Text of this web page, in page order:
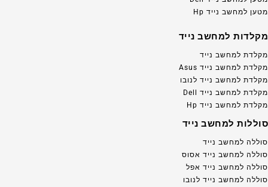
מטען למחשב נייד Hp
מקלדות למחשב נייד
מקלדת למחשב נייד
מקלדת למחשב נייד Asus
מקלדת למחשב נייד לנובו
מקלדת למחשב נייד Dell
מקלדת למחשב נייד Hp
סוללות למחשב נייד
סוללה למחשב נייד
סוללה למחשב נייד אסוס
סוללה למחשב נייד אפל
סוללה למחשב נייד לנובו